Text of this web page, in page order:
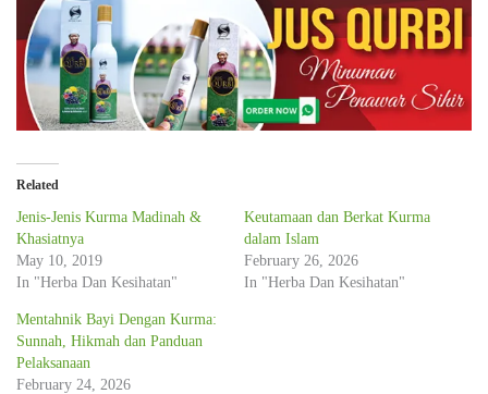
Related
Jenis-Jenis Kurma Madinah &
Khasiatnya
May 10, 2019
In "Herba Dan Kesihatan"
Keutamaan dan Berkat Kurma
dalam Islam
February 26, 2026
In "Herba Dan Kesihatan"
Mentahnik Bayi Dengan Kurma:
Sunnah, Hikmah dan Panduan
Pelaksanaan
February 24, 2026